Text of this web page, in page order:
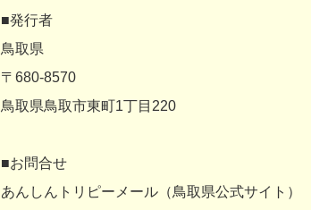
■発行者
鳥取県
〒680-8570
鳥取県鳥取市東町1丁目220
■お問合せ
あんしんトリピーメール（鳥取県公式サイト）